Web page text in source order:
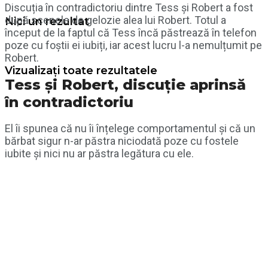
Nici un rezultat
Vizualizați toate rezultatele
Discuția în contradictoriu dintre Tess și Robert a fost
după scenele de gelozie alea lui Robert. Totul a
început de la faptul că Tess încă păstrează în telefon
poze cu foștii ei iubiți, iar acest lucru l-a nemulțumit pe
Robert.
Tess și Robert, discuție aprinsă
în contradictoriu
El îi spunea că nu îi înțelege comportamentul și că un
bărbat sigur n-ar păstra niciodată poze cu fostele
iubite și nici nu ar păstra legătura cu ele.